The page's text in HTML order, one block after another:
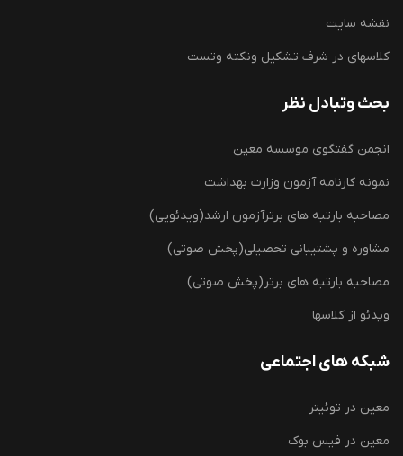
نقشه سایت
کلاسهای در شرف تشکیل ونکته وتست
بحث وتبادل نظر
انجمن گفتگوی موسسه معین
نمونه کارنامه آزمون وزارت بهداشت
مصاحبه بارتبه های برترآزمون ارشد(ویدئویی)
مشاوره و پشتیبانی تحصیلی(پخش صوتی)
مصاحبه بارتبه های برتر(پخش صوتی)
ویدئو از کلاسها
شبکه های اجتماعی
معین در توئیتر
معین در فیس بوک